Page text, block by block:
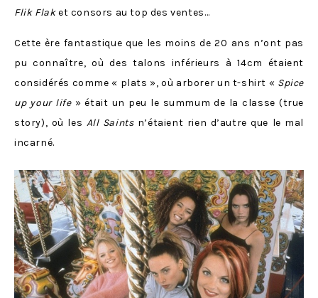
Flik Flaket consors au top des ventes…
Cette ère fantastique que les moins de 20 ans n’ont pas
pu connaître, où des talons inférieurs à 14cm étaient
considérés comme « plats », où arborer un t-shirt « Spice
up your life» était un peu le summum de la classe (true
story), où les All Saintsn’étaient rien d’autre que le mal
incarné.